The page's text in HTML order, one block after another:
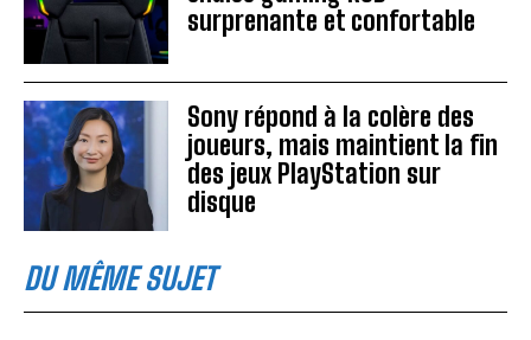
surprenante et confortable
Sony répond à la colère des
joueurs, mais maintient la fin
des jeux PlayStation sur
disque
DU MÊME SUJET